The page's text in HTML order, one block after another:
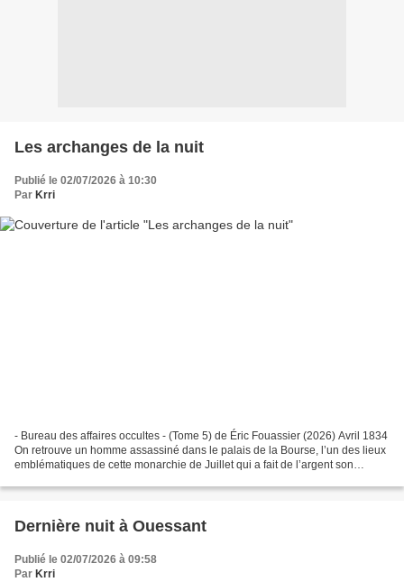
Les archanges de la nuit
Publié le 02/07/2026 à 10:30
Par Krri
- Bureau des affaires occultes - (Tome 5) de Éric Fouassier (2026) Avril 1834
On retrouve un homme assassiné dans le palais de la Bourse, l’un des lieux
emblématiques de cette monarchie de Juillet qui a fait de l’argent son
Dernière nuit à Ouessant
Publié le 02/07/2026 à 09:58
Par Krri